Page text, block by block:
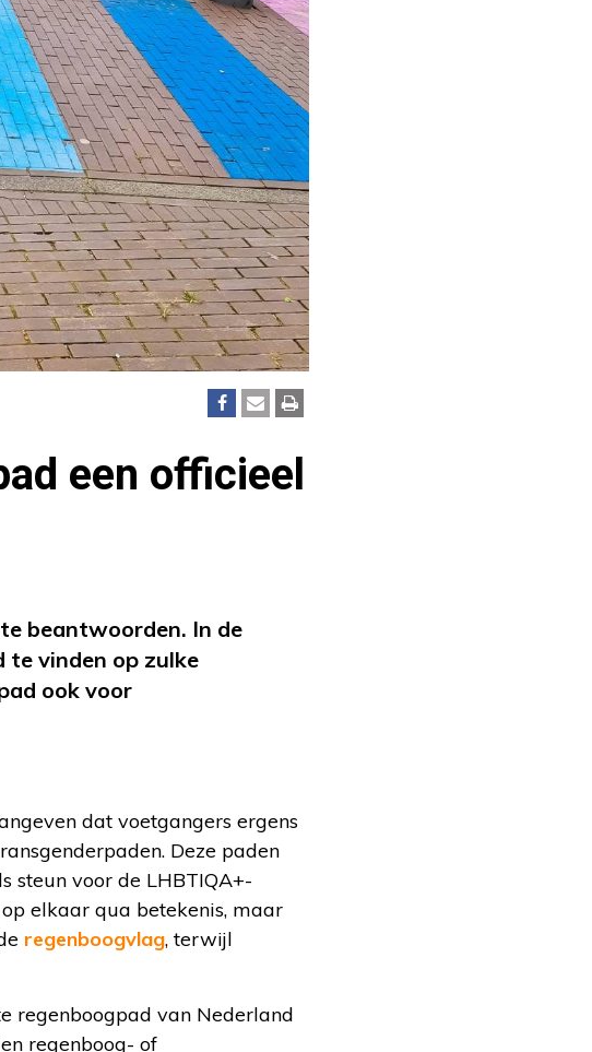
een officieel
beantwoorden. In de
vinden op zulke
ook voor
dat voetgangers ergens
Deze paden
steun voor de LHBTIQA+-
elkaar qua betekenis, maar
regenboogvlag, terwijl
regenboogpad van Nederland
regenboog- of